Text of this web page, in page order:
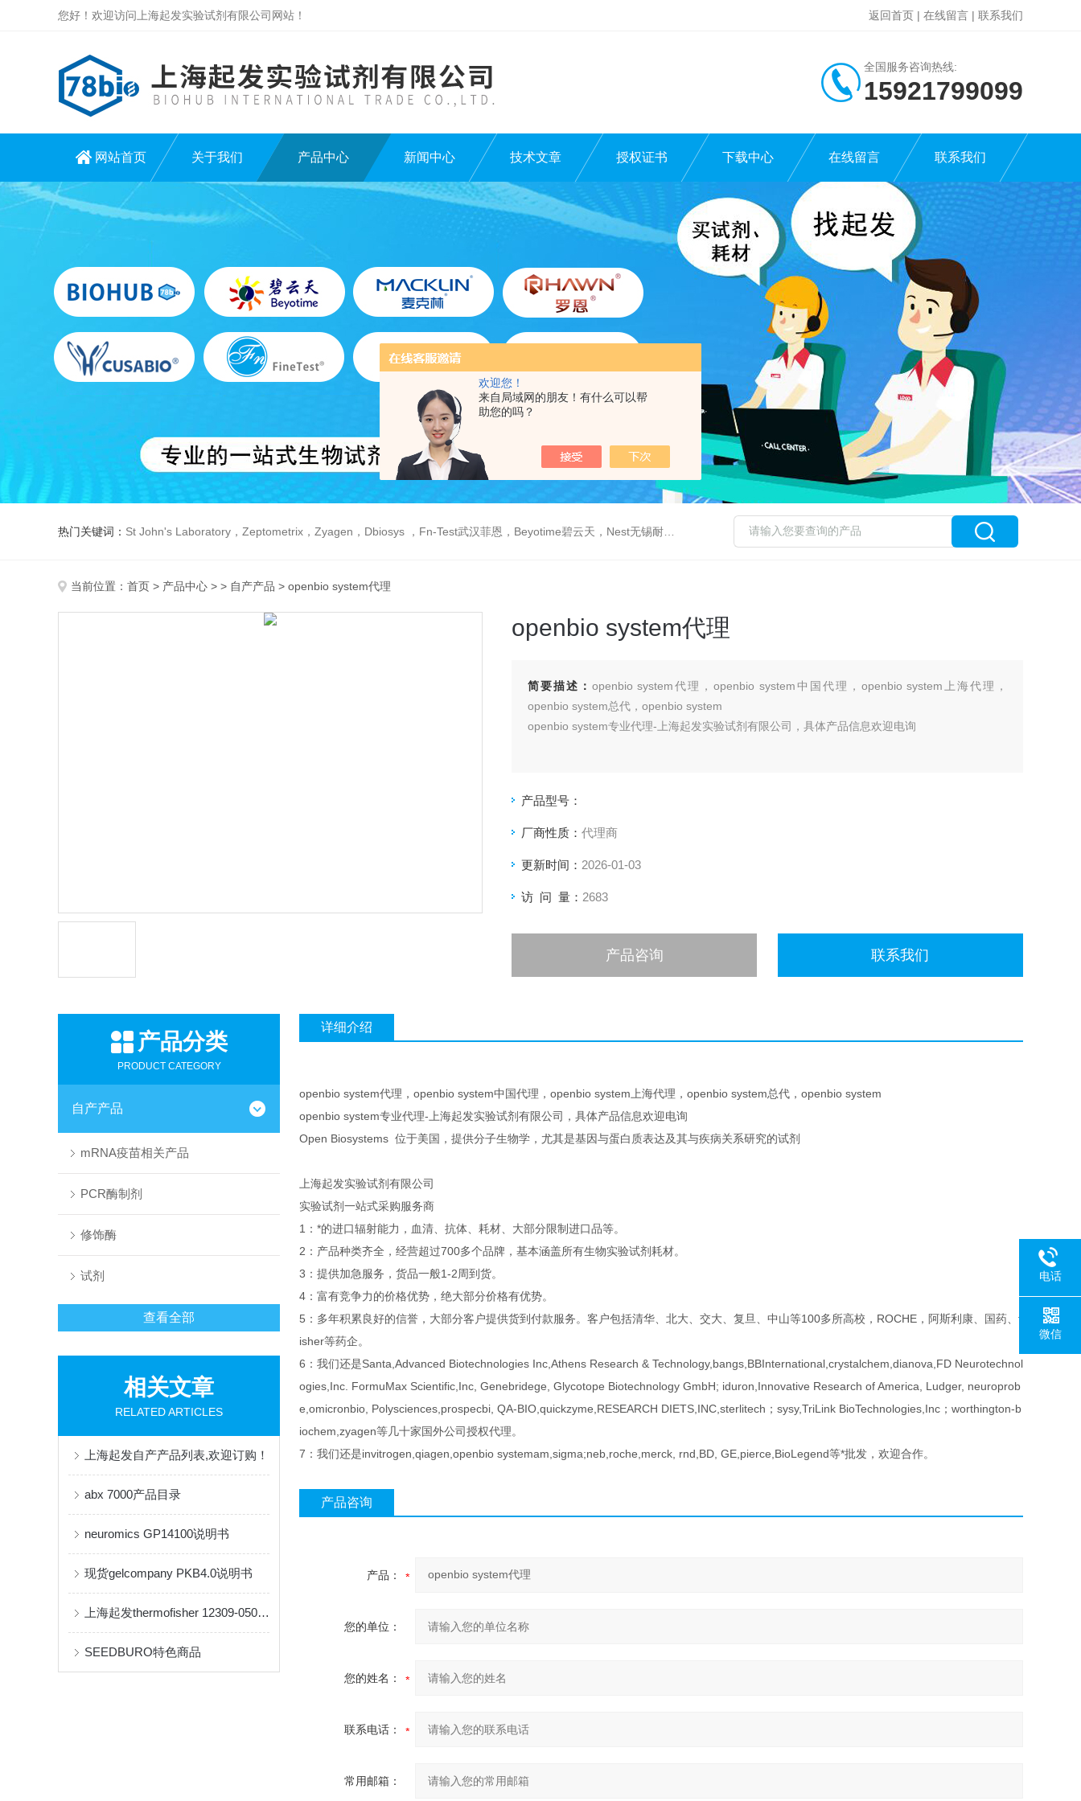
欢迎您！
来自局域网的朋友！有什么可以帮
助您的吗？
您好！欢迎访问上海起发实验试剂有限公司网站！ 返回首页 | 在线留言 | 联系我们
全国服务咨询热线:
15921799099
网站首页 关于我们 产品中心 新闻中心 技术文章 授权证书 下载中心 在线留言 联系我们
热门关键词： St John's Laboratory，Zeptometrix，Zyagen，Dbiosys ，Fn-Test武汉菲恩，Beyotime碧云天，Nest无锡耐思，Elabscience伊莱瑞特，Macklin麦克林生物，Cobioer科佰生物
当前位置： 首页 > 产品中心 > > 自产产品 > openbio system代理
openbio system代理
简要描述： openbio system代理，openbio system中国代理，openbio system上海代理，
openbio system总代，openbio system
openbio system专业代理-上海起发实验试剂有限公司，具体产品信息欢迎电询
产品型号：
厂商性质： 代理商
更新时间： 2026-01-03
访 问 量： 2683
产品咨询 联系我们
产品分类
PRODUCT CATEGORY
自产产品
mRNA疫苗相关产品
PCR酶制剂
修饰酶
试剂
查看全部
相关文章
RELATED ARTICLES
上海起发自产产品列表,欢迎订购！
abx 7000产品目录
neuromics GP14100说明书
现货gelcompany PKB4.0说明书
上海起发thermofisher 12309-050现货
SEEDBURO特色商品
详细介绍
openbio system代理，openbio system中国代理，openbio system上海代理，openbio system总代，openbio system
openbio system专业代理-上海起发实验试剂有限公司，具体产品信息欢迎电询
Open Biosystems 位于美国，提供分子生物学，尤其是基因与蛋白质表达及其与疾病关系研究的试剂
上海起发实验试剂有限公司
实验试剂一站式采购服务商
1：*的进口辐射能力，血清、抗体、耗材、大部分限制进口品等。
2：产品种类齐全，经营超过700多个品牌，基本涵盖所有生物实验试剂耗材。
3：提供加急服务，货品一般1-2周到货。
4：富有竞争力的价格优势，绝大部分价格有优势。
5：多年积累良好的信誉，大部分客户提供货到付款服务。客户包括清华、北大、交大、复旦、中山等100多所高校，ROCHE，阿斯利康、国药、f
isher等药企。
6：我们还是Santa,Advanced Biotechnologies Inc,Athens Research & Technology,bangs,BBInternational,crystalchem,dianova,FD Neurotechnol
ogies,Inc. FormuMax Scientific,Inc, Genebridege, Glycotope Biotechnology GmbH; iduron,Innovative Research of America, Ludger, neuroprob
e,omicronbio, Polysciences,prospecbi, QA-BIO,quickzyme,RESEARCH DIETS,INC,sterlitech；sysy,TriLink BioTechnologies,Inc；worthington-b
iochem,zyagen等几十家国外公司授权代理。
7：我们还是invitrogen,qiagen,openbio systemam,sigma;neb,roche,merck, rnd,BD, GE,pierce,BioLegend等*批发，欢迎合作。
产品咨询
产品：
您的单位：
您的姓名：
联系电话：
常用邮箱：
电话
微信